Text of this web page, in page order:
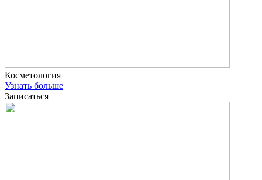
Косметология
Узнать больше
Записаться